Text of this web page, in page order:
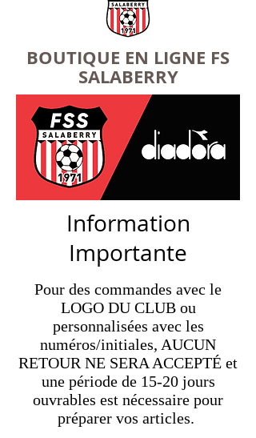
BOUTIQUE EN LIGNE FS
SALABERRY
Information
Importante
Pour des commandes avec le
LOGO DU CLUB ou
personnalisées avec les
numéros/initiales, AUCUN
RETOUR NE SERA ACCEPTÉ et
une période de 15-20 jours
ouvrables est nécessaire pour
préparer vos articles.